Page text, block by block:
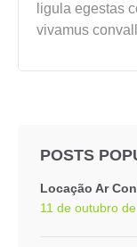
ligula egestas
vivamus
POSTS
Locação Ar
11 de outubro